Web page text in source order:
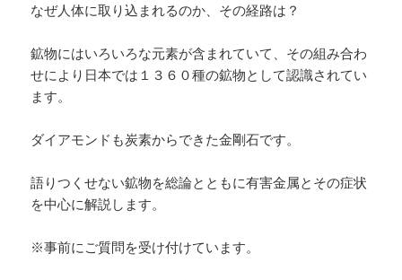
なぜ人体に取り込まれるのか、その経路は？
鉱物にはいろいろな元素が含まれていて、その組み合わ
せにより日本では１３６０種の鉱物として認識されてい
ます。
ダイアモンドも炭素からできた金剛石です。
語りつくせない鉱物を総論とともに有害金属とその症状
を中心に解説します。
※事前にご質問を受け付けています。